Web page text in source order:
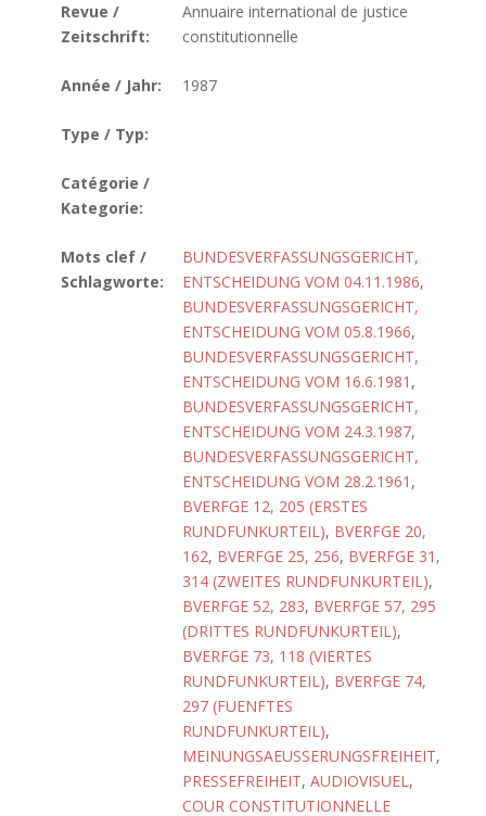
Revue /
Zeitschrift:
Annuaire international de justice
constitutionnelle
Année / Jahr: 1987
Type / Typ:
Catégorie /
Kategorie:
Mots clef /
Schlagworte:
BUNDESVERFASSUNGSGERICHT,
ENTSCHEIDUNG VOM 04.11.1986,
BUNDESVERFASSUNGSGERICHT,
ENTSCHEIDUNG VOM 05.8.1966,
BUNDESVERFASSUNGSGERICHT,
ENTSCHEIDUNG VOM 16.6.1981 ,
BUNDESVERFASSUNGSGERICHT,
ENTSCHEIDUNG VOM 24.3.1987,
BUNDESVERFASSUNGSGERICHT,
ENTSCHEIDUNG VOM 28.2.1961 ,
BVERFGE 12, 205 (ERSTES
RUNDFUNKURTEIL), BVERFGE 20,
162, BVERFGE 25, 256, BVERFGE 31,
314 (ZWEITES RUNDFUNKURTEIL),
BVERFGE 52, 283, BVERFGE 57, 295
(DRITTES RUNDFUNKURTEIL),
BVERFGE 73, 118 (VIERTES
RUNDFUNKURTEIL), BVERFGE 74,
297 (FUENFTES
RUNDFUNKURTEIL),
MEINUNGSAEUSSERUNGSFREIHEIT,
PRESSEFREIHEIT, AUDIOVISUEL,
COUR CONSTITUTIONNELLE